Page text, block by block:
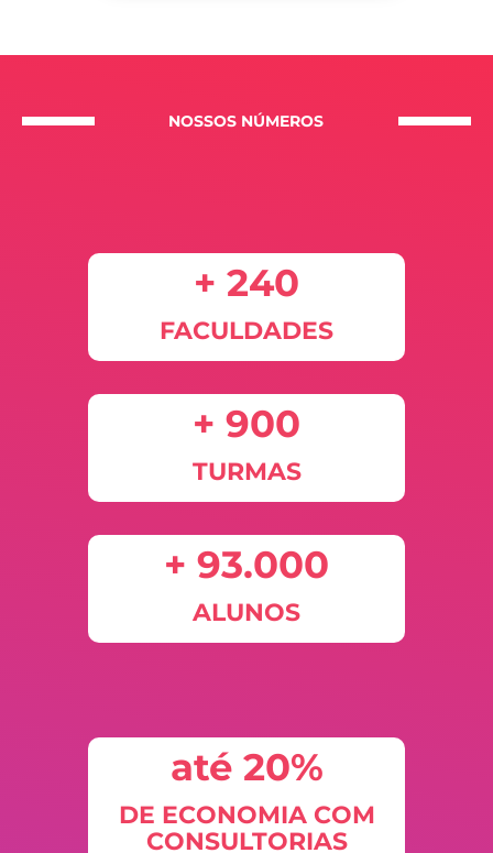
NOSSOS NÚMEROS
+ 240
FACULDADES
+ 900
TURMAS
+ 93.000
ALUNOS
até 20%
DE ECONOMIA COM
CONSULTORIAS